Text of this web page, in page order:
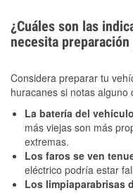
¿Cuáles son las
necesita
Considera preparar tu
huracanes si notas alguno
La batería del
más viejas son más
extremas.
Los faros se ven
eléctrico podría estar
Los limpiaparabrisas